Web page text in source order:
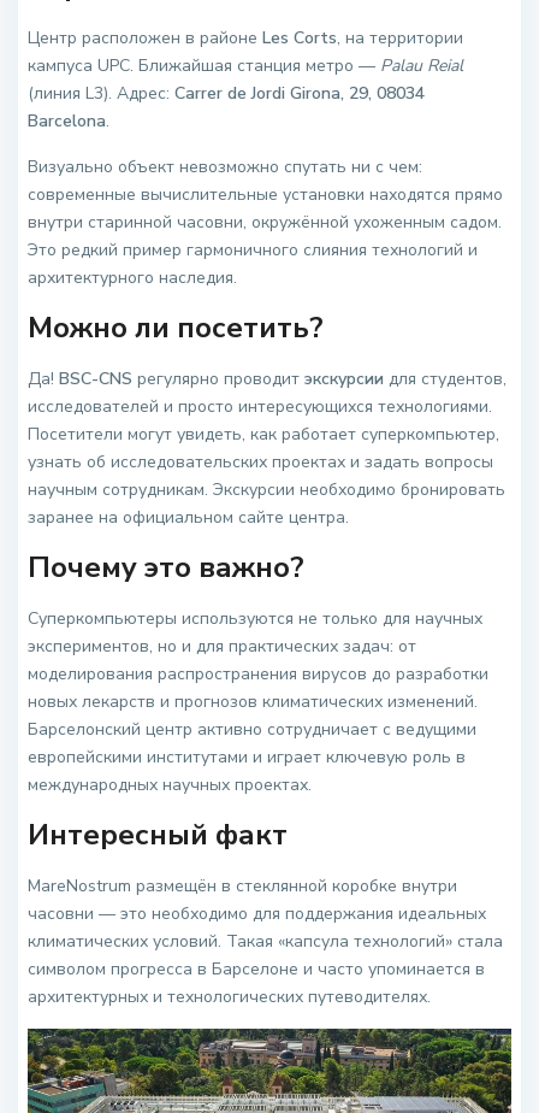
Центр расположен в районеLes Corts, на территории
кампуса UPC. Ближайшая станция метро — Palau Reial
(линия L3). Адрес:Carrer de Jordi Girona, 29, 08034
Barcelona.
Визуально объект невозможно спутать ни с чем:
современные вычислительные установки находятся прямо
внутри старинной часовни, окружённой ухоженным садом.
Это редкий пример гармоничного слияния технологий и
архитектурного наследия.
Можно ли посетить?
Да!BSC-CNS регулярно проводитэкскурсии для студентов,
исследователей и просто интересующихся технологиями.
Посетители могут увидеть, как работает суперкомпьютер,
узнать об исследовательских проектах и задать вопросы
научным сотрудникам. Экскурсии необходимо бронировать
заранее на официальном сайте центра.
Почему это важно?
Суперкомпьютеры используются не только для научных
экспериментов, но и для практических задач: от
моделирования распространения вирусов до разработки
новых лекарств и прогнозов климатических изменений.
Барселонский центр активно сотрудничает с ведущими
европейскими институтами и играет ключевую роль в
международных научных проектах.
Интересный факт
MareNostrum размещён в стеклянной коробке внутри
часовни — это необходимо для поддержания идеальных
климатических условий. Такая «капсула технологий» стала
символом прогресса в Барселоне и часто упоминается в
архитектурных и технологических путеводителях.